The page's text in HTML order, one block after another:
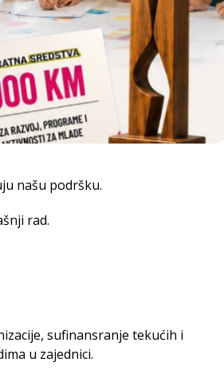
našu podršku.
rad.
sufinansranje tekućih i
u zajednici.